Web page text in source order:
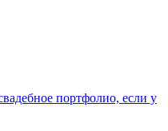
портфолио, если у